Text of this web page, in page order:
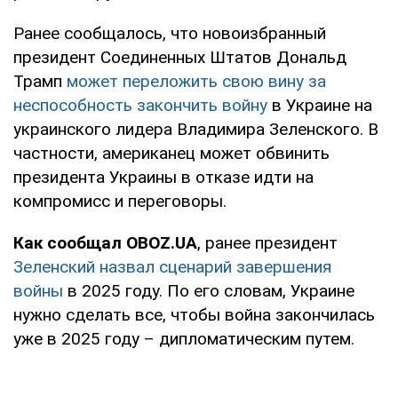
Ранее сообщалось, что новоизбранный
президент Соединенных Штатов Дональд
Трамп может переложить свою вину за
неспособность закончить войну в Украине на
украинского лидера Владимира Зеленского. В
частности, американец может обвинить
президента Украины в отказе идти на
компромисс и переговоры.
Как сообщал OBOZ.UA, ранее президент
Зеленский назвал сценарий завершения
войны в 2025 году. По его словам, Украине
нужно сделать все, чтобы война закончилась
уже в 2025 году – дипломатическим путем.